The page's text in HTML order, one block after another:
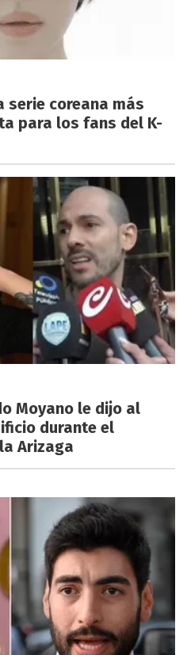
serie coreana más
para los fans del K-
Moyano le dijo al
durante el
Arizaga